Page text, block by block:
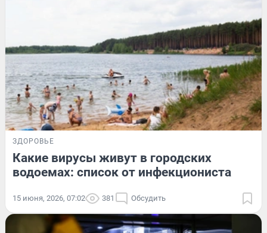
ЗДОРОВЬЕ
Какие вирусы живут в городских
водоемах: список от инфекциониста
15 июня, 2026, 07:02 381 Обсудить